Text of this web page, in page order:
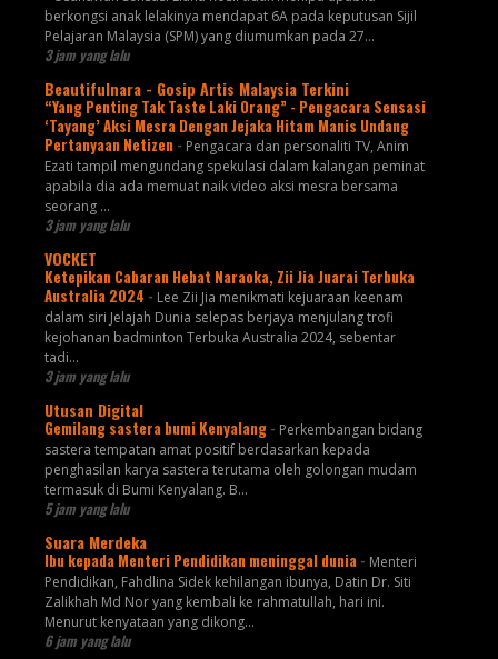
berkongsi anak lelakinya mendapat 6A pada keputusan Sijil
Pelajaran Malaysia (SPM) yang diumumkan pada 27...
3 jam yang lalu
Beautifulnara - Gosip Artis Malaysia Terkini
“Yang Penting Tak Taste Laki Orang” - Pengacara Sensasi
‘Tayang’ Aksi Mesra Dengan Jejaka Hitam Manis Undang
Pertanyaan Netizen - Pengacara dan personaliti TV, Anim
Ezati tampil mengundang spekulasi dalam kalangan peminat
apabila dia ada memuat naik video aksi mesra bersama
seorang ...
3 jam yang lalu
VOCKET
Ketepikan Cabaran Hebat Naraoka, Zii Jia Juarai Terbuka
Australia 2024 - Lee Zii Jia menikmati kejuaraan keenam
dalam siri Jelajah Dunia selepas berjaya menjulang trofi
kejohanan badminton Terbuka Australia 2024, sebentar
tadi...
3 jam yang lalu
Utusan Digital
Gemilang sastera bumi Kenyalang - Perkembangan bidang
sastera tempatan amat positif berdasarkan kepada
penghasilan karya sastera terutama oleh golongan mudam
termasuk di Bumi Kenyalang. B...
5 jam yang lalu
Suara Merdeka
Ibu kepada Menteri Pendidikan meninggal dunia - Menteri
Pendidikan, Fahdlina Sidek kehilangan ibunya, Datin Dr. Siti
Zalikhah Md Nor yang kembali ke rahmatullah, hari ini.
Menurut kenyataan yang dikong...
6 jam yang lalu